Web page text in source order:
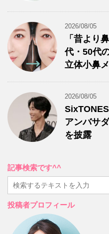
2026/08/05
「昔より
代・50代
立体小鼻
2026/08/05
アンバサ
を披露
記事検索です^^
投稿者プロフィール